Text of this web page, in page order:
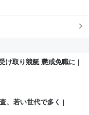
け取り競艇 懲戒免職に |
、若い世代で多く |